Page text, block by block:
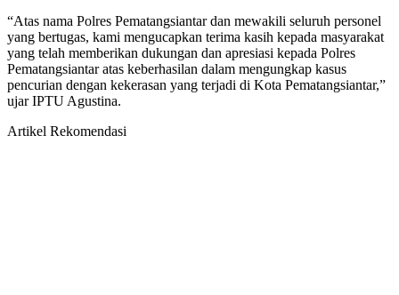
“Atas nama Polres Pematangsiantar dan mewakili seluruh personel
yang bertugas, kami mengucapkan terima kasih kepada masyarakat
yang telah memberikan dukungan dan apresiasi kepada Polres
Pematangsiantar atas keberhasilan dalam mengungkap kasus
pencurian dengan kekerasan yang terjadi di Kota Pematangsiantar,”
ujar IPTU Agustina.
Artikel Rekomendasi